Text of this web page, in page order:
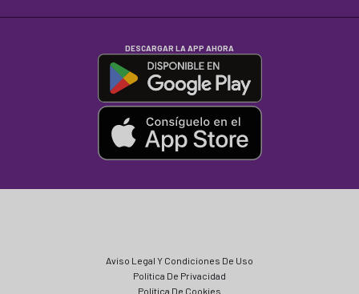
DESCARGAR LA APP AHORA
Aviso Legal Y Condiciones De Uso
Política De Privacidad
Política De Cookies